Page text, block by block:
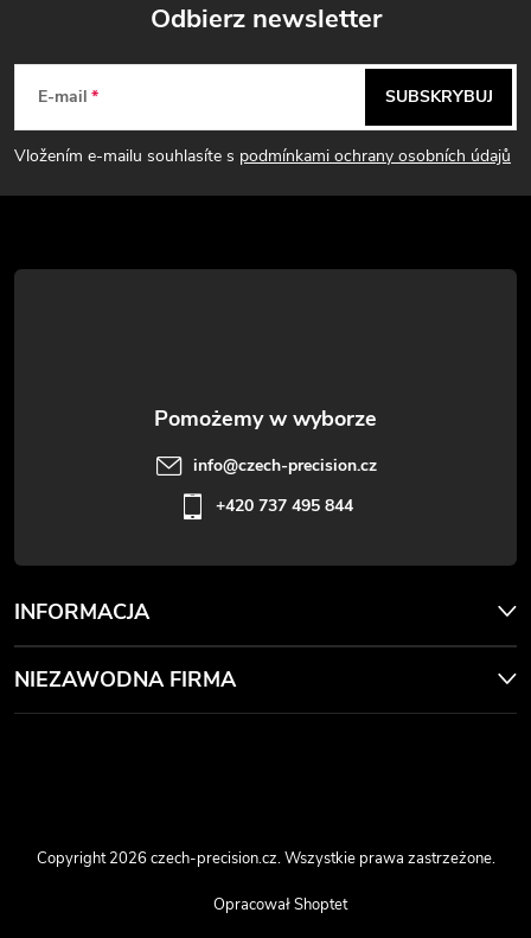
S
t
o
Odbierz newsletter
E-mail
Vložením e-mailu souhlasíte s podmínkami ochrany osobních údajů
SUBSKRYBUJ
INFORMACJA
NIEZAWODNA FIRMA
info@czech-precision.cz
+420 737 495 844
Opracował Shoptet
Copyright 2026czech-precision.cz. Wszystkie prawa zastrzeżone.